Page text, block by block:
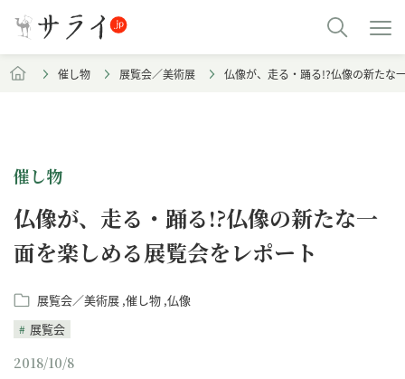
催し物 展覧会／美術展 仏像が、走る・踊る!?仏像の新たな
催し物
仏像が、走る・踊る!?仏像の新たな一
面を楽しめる展覧会をレポート
展覧会／美術展 催し物 仏像
展覧会
2018/10/8